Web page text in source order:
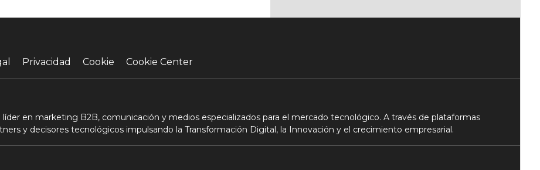
Privacidad Cookie Cookie Center
en marketing B2B, comunicación y medios especializados para el mercado tecnológico. A través de plataformas
y decisores tecnológicos impulsando la Transformación Digital, la Innovación y el crecimiento empresarial.